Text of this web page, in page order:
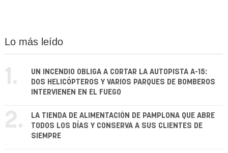
Lo más leído
1.
UN INCENDIO OBLIGA A CORTAR LA AUTOPISTA A-15:
DOS HELICÓPTEROS Y VARIOS PARQUES DE BOMBEROS
INTERVIENEN EN EL FUEGO
2.
LA TIENDA DE ALIMENTACIÓN DE PAMPLONA QUE ABRE
TODOS LOS DÍAS Y CONSERVA A SUS CLIENTES DE
SIEMPRE